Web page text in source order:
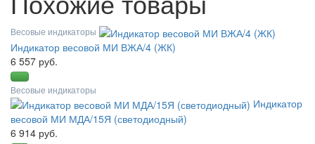
Весовые индикаторы
Индикатор весовой МИ ВЖА/4 (ЖК)
6 557 руб.
Весовые индикаторы
Индикатор
весовой МИ МДА/15Я (светодиодный)
6 914 руб.